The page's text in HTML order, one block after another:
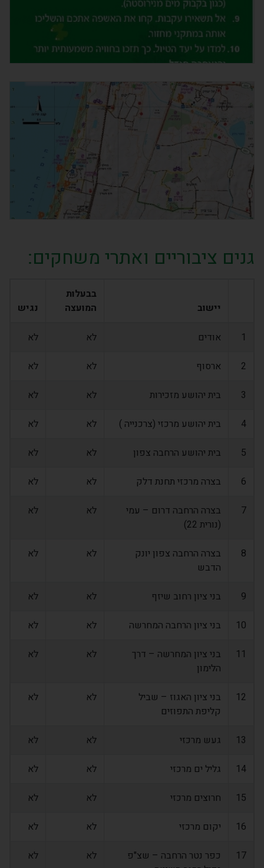
גנים ציבוריים ואתרי משחקים:
יישוב
בבעלות
המועצה
נגיש
1 אודים לא לא
2 ארסוף לא לא
3 בית יהושע מזכירות לא לא
4 בית יהושע מרכזי (צרכנייה ) לא לא
5 בית יהושע הרחבה צפון לא לא
6 בצרה מרכזי תחנת דלק לא לא
7
בצרה הרחבה דרום – עמי
(נורית 22)
לא לא
8
בצרה הרחבה צפון יונק
הדבש
לא לא
9 בני ציון רחוב שיזף לא לא
10 בני ציון הרחבה המחרשה לא לא
11
בני ציון המחרשה – דרך
הלימון
לא לא
12
בני ציון האגוז – שביל
קליפת התפוזים
לא לא
13 געש מרכזי לא לא
14 גליל ים מרכזי לא לא
15 חרוצים מרכזי לא לא
16 יקום מרכזי לא לא
17
כפר נטר הרחבה – שצ"פ
לא לא